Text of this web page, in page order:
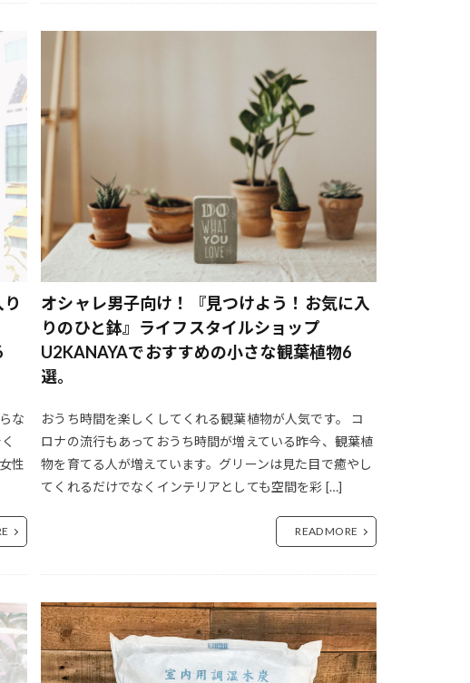
な
性
オシャレ男子向け！『見つけよう！お気に入
りのひと鉢』ライフスタイルショップ
U2KANAYAでおすすめの小さな観葉植物6
選。
おうち時間を楽しくしてくれる観葉植物が人気です。 コ
ロナの流行もあっておうち時間が増えている昨今、観葉植
物を育てる人が増えています。グリーンは見た目で癒やし
てくれるだけでなくインテリアとしても空間を彩 […]
READ MORE
リーン
カフェ 植物
カフェインテリア
ーヒー豆
カフェ写真
ラ クラシカル
ミール
タ ナイスカットG
ギフト
ギフトショップ
ンロ
キャンプ ビール
で食べる
キャンプ用品
キャンプ飯
ー おしゃれ
ロースター
レイッシュ カラー
ヒー
ンク
コーヒー 焙煎
コーヒーゼリー レシピ
種類
地
アク
こんまり おすすめ
ンバリア100